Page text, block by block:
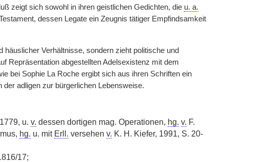
zeigt sich sowohl in ihren geistlichen Gedichten, die u. a.
dessen Legate ein Zeugnis tätiger Empfindsamkeit
Verhältnisse, sondern zieht politische und
Repräsentation abgestellten Adelsexistenz mit dem
bei Sophie La Roche ergibt sich aus ihren Schriften ein
adligen zur bürgerlichen Lebensweise.
u. v. dessen dortigen mag. Operationen, hg. v. F.
hg. u. mit Erll. versehen v. K. H. Kiefer, 1991, S. 20-
17;